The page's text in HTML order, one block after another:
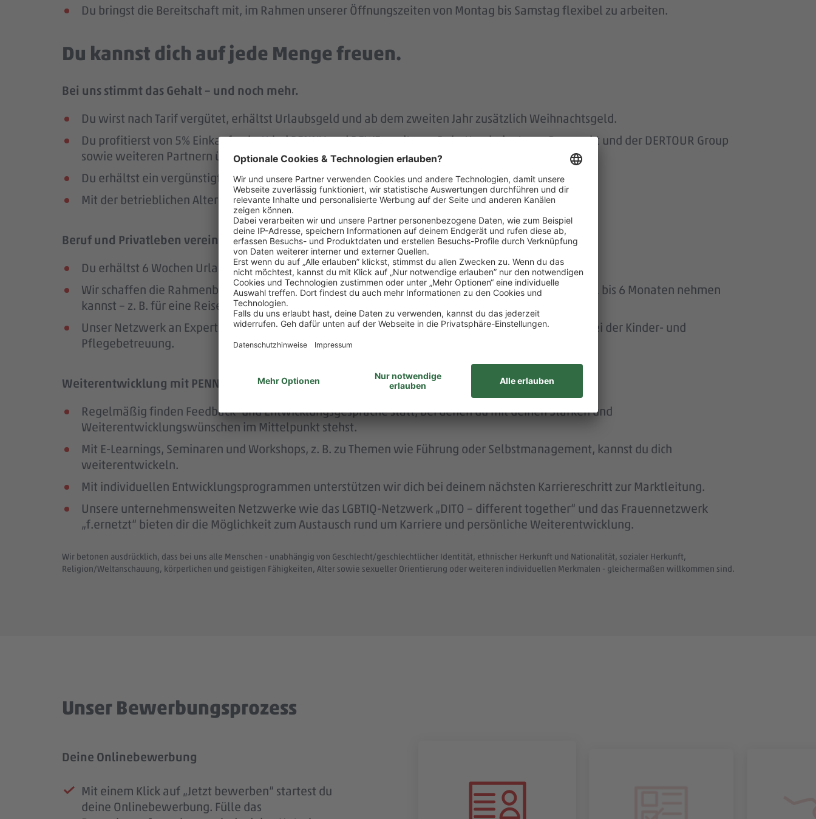
Du bringst die Bereitschaft mit, im Rahmen unserer Öffnungszeiten von Montag bis Samstag flexibel zu arbeiten.
Du kannst dich auf jede Menge freuen.
Bei uns stimmt das Gehalt – und noch mehr.
Du wirst nach Tarif vergütet, erhältst Urlaubsgeld und ab dem zweiten Jahr zusätzlich Weihnachtsgeld.
Du profitierst von 5% Einkaufsrabatt bei PENNY und REWE, weiteren Rabatten beim toom Baumarkt und der DERTOUR Group
sowie weiteren Partnern über die Plattform Corporate Benefits.
Du erhältst ein vergünstigtes Deutschlandticket.
Mit der betrieblichen Altersversorgung der REWE Group hast du mehr Rente im Alter.
Beruf und Privatleben vereinbaren – das unterstützen wir.
Du erhältst 6 Wochen Urlaub pro Jahr.
Wir schaffen die Rahmenbedingungen dafür, dass du dir nach 3 Jahren bei PENNY eine Auszeit von 1 bis 6 Monaten nehmen
kannst – z. B. für eine Reise oder einen Hausbau.
Unser Netzwerk an Expert:innen unterstützt dich durch die Vermittlung von Betreuungspersonen bei der Kinder- und
Pflegebetreuung.
Weiterentwicklung mit PENNY – wir fördern dich.
Regelmäßig finden Feedback- und Entwicklungsgespräche statt, bei denen du mit deinen Stärken und
Weiterentwicklungswünschen im Mittelpunkt stehst.
Mit E-Learnings, Seminaren und Workshops, z. B. zu Themen wie Führung oder Selbstmanagement, kannst du dich
weiterentwickeln.
Mit individuellen Entwicklungsprogrammen unterstützen wir dich bei deinem nächsten Karriereschritt zur Marktleitung.
Unsere unternehmensweiten Netzwerke wie das LGBTIQ-Netzwerk „DITO – different together“ und das Frauennetzwerk
„f.ernetzt“ bieten dir die Möglichkeit zum Austausch rund um Karriere und persönliche Weiterentwicklung.
Wir betonen ausdrücklich, dass bei uns alle Menschen - unabhängig von Geschlecht/geschlechtlicher Identität, ethnischer Herkunft und Nationalität, sozialer Herkunft,
Religion/Weltanschauung, körperlichen und geistigen Fähigkeiten, Alter sowie sexueller Orientierung oder weiteren individuellen Merkmalen - gleichermaßen willkommen sind.
Unser Bewerbungsprozess
Deine Onlinebewerbung
Mit einem Klick auf „Jetzt bewerben“ startest du
deine Onlinebewerbung. Fülle das
Prüfung deiner Bewerbung
Sobald deine Bewerbung bei uns eingegangen
ist, erhältst du eine Eingangsbestätigung per E-
Unser Kennenlernen
Deine Bewerbung hat uns überzeugt? Dann
laden wir dich zu einem persönlichen
Dein Start im #teampenny
Nach unserem Kennenlernen erhältst du zeitnah
eine finale Rückmeldung.